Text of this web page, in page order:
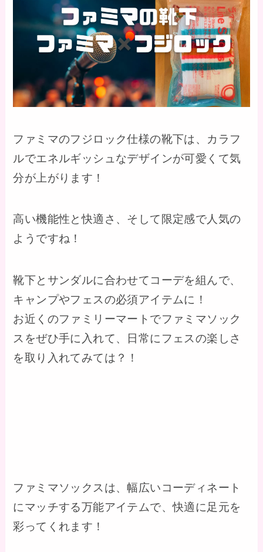
ファミマのフジロック仕様の靴下は、カラフ
ルでエネルギッシュなデザインが可愛くて気
分が上がります！
高い機能性と快適さ、そして限定感で人気の
ようですね！
靴下とサンダルに合わせてコーデを組んで、
キャンプやフェスの必須アイテムに！
お近くのファミリーマートでファミマソック
スをぜひ手に入れて、日常にフェスの楽しさ
を取り入れてみては？！
ファミマソックスは、幅広いコーディネート
にマッチする万能アイテムで、快適に足元を
彩ってくれます！